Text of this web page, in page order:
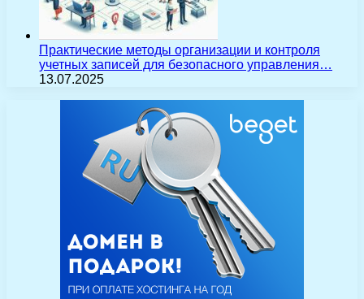
Практические методы организации и контроля
учетных записей для безопасного управления…
13.07.2025